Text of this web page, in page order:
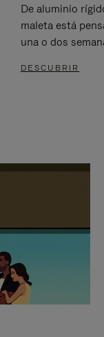
De aluminio
maleta está
una o dos
DESCUBRIR